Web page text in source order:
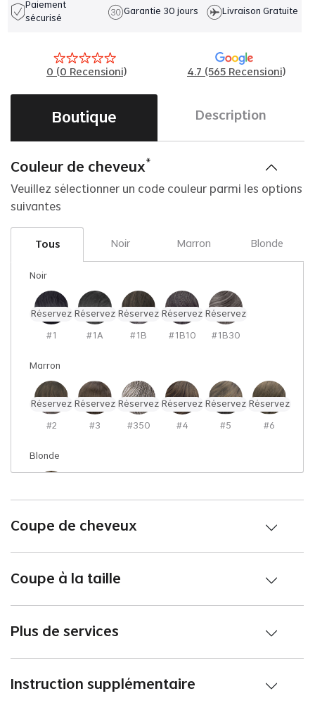
Paiement
sécurisé
Garantie 30 jours Livraison Gratuite
0 (0 Recensioni) 4.7 (565 Recensioni)
Boutique Description
Couleur de cheveux*
Veuillez sélectionner un code couleur parmi les options
suivantes
Tous Noir Marron Blonde
Noir
Réservez
#1
Réservez
#1A
Réservez
#1B
Réservez
#1B10
Réservez
#1B30
Marron
Réservez
#2
Réservez
#3
Réservez
#350
Réservez
#4
Réservez
#5
Réservez
#6
Blonde
Coupe de cheveux
Coupe à la taille
Plus de services
Instruction supplémentaire